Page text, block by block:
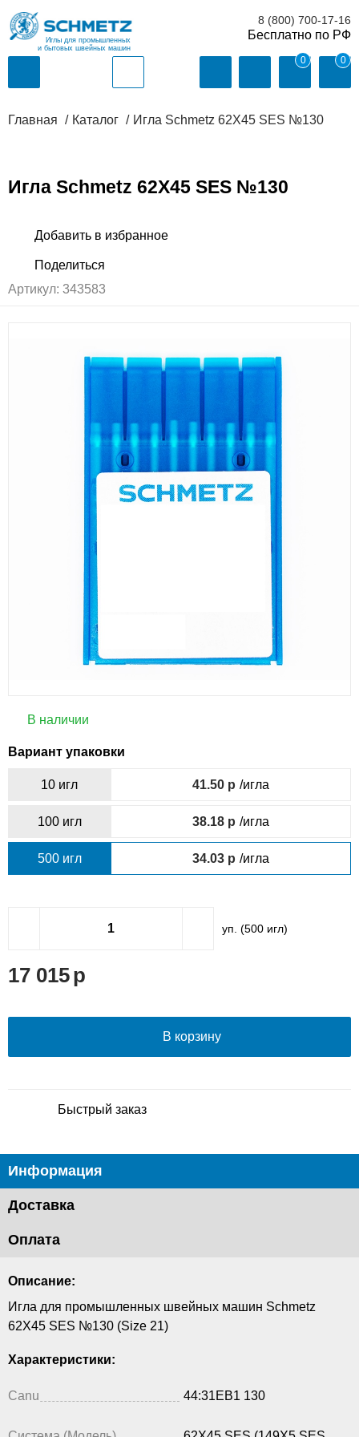
Иглы для промышленных
и бытовых швейных машин
8 (800) 700-17-16
0 0
Главная Каталог Игла Schmetz 62X45 SES №130
Игла Schmetz 62X45 SES №130
Артикул: 343583
В наличии
Вариант упаковки
10 игл 41.50 /игла
100 игл 38.18 /игла
500 игл 34.03 /игла
уп. (500игл)
17 015
В корзину
Быстрый заказ
Информация
Доставка
Оплата
Описание:
Игла для промышленных швейных машин Schmetz
62X45 SES №130 (Size 21)
Характеристики:
Canu 44:31EB1 130